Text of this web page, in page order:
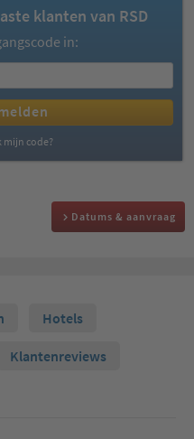
klanten van RSD
in:
mijn code?
Datums & aanvraag
Hotels
Klantenreviews